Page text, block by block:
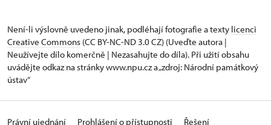
Není-li výslovně uvedeno jinak, podléhají fotografie a texty licenci
Creative Commons (CC BY-NC-ND 3.0 CZ) (Uveďte autora |
Neužívejte dílo komerčně | Nezasahujte do díla). Při užití obsahu
uvádějte odkaz na stránky www.npu.cz a „zdroj: Národní památkový
ústav“
Právní ujednání Prohlášení o přístupnosti Řešení